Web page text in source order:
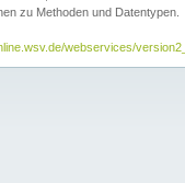
zu Methoden und Datentypen.
webservices/